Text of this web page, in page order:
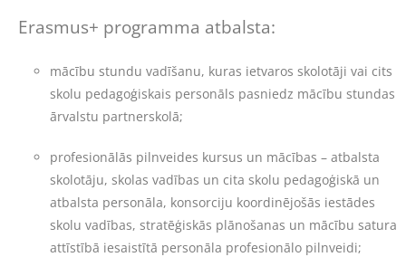
Erasmus+ programma atbalsta:
mācību stundu vadīšanu, kuras ietvaros skolotāji vai cits
skolu pedagoģiskais personāls pasniedz mācību stundas
ārvalstu partnerskolā;
profesionālās pilnveides kursus un mācības – atbalsta
skolotāju, skolas vadības un cita skolu pedagoģiskā un
atbalsta personāla, konsorciju koordinējošās iestādes
skolu vadības, stratēģiskās plānošanas un mācību satura
attīstībā iesaistītā personāla profesionālo pilnveidi;